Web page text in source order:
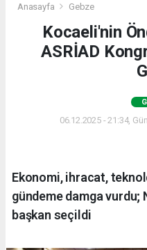
Anasayfa Gebze
Kocaeli'nin
ASRİAD
06.12.2025 - 21:34,
Ekonomi, ihracat,
gündeme damga vurdu;
başkan seçildi